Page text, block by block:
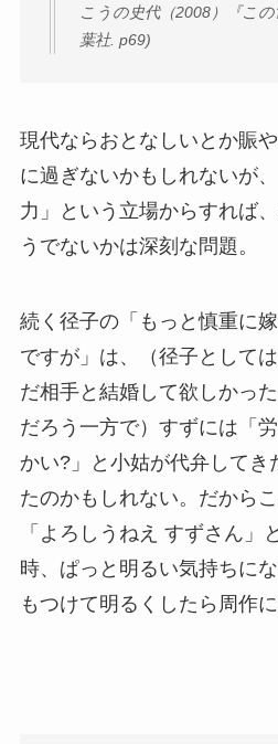
こうの史代（2008）『こ
葉社. p69)
現代ならおとなしいとか賑
に過ぎないかもしれないが
力」という立場からすれば
うでないかは深刻な問題。
続く径子の「もっと慎重に
ですが」は、（径子として
だ相手と結婚して欲しかっ
だろう一方で）すずには「
かい?」と小姑が代弁してき
たのかもしれない。だから
「よろしうねえ すずさん」
時、ぱっと明るい気持ちに
もつけて明るくしたら周作